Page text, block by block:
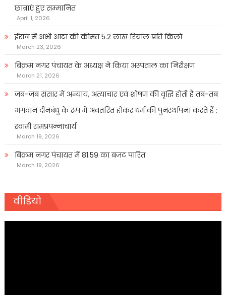
छात्राएं हुए सम्मानित
April 1, 2026
ईरान में अभी आटा की कीमत 5.2 लाख रियाल प्रति किलो
March 23, 2026
बिक्रम नगर पंचायत के अध्यक्ष ने किया अस्पताल का निरीक्षण
March 21, 2026
जब-जब संसार में अन्याय, अत्याचार एवं शोषण की वृद्धि होती है तब-तब
भगवान दीनबंधु के रूप में अवतरित होकर धर्म की पुनर्स्थापना करते हैं :
स्वामी रामप्रपन्नाचार्य
March 19, 2026
बिक्रम नगर पंचायत में 81.59 का बजट पारित
March 19, 2026
वीडियो